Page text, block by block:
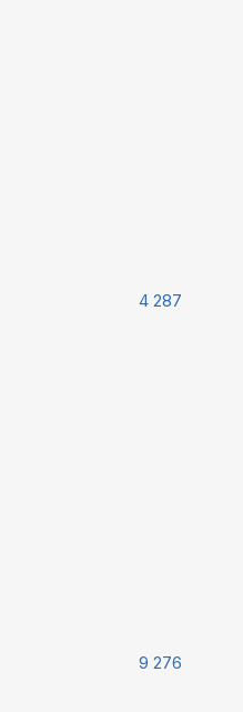
4 287
9 276